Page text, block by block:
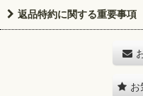
返品特約に関する重要事項
お